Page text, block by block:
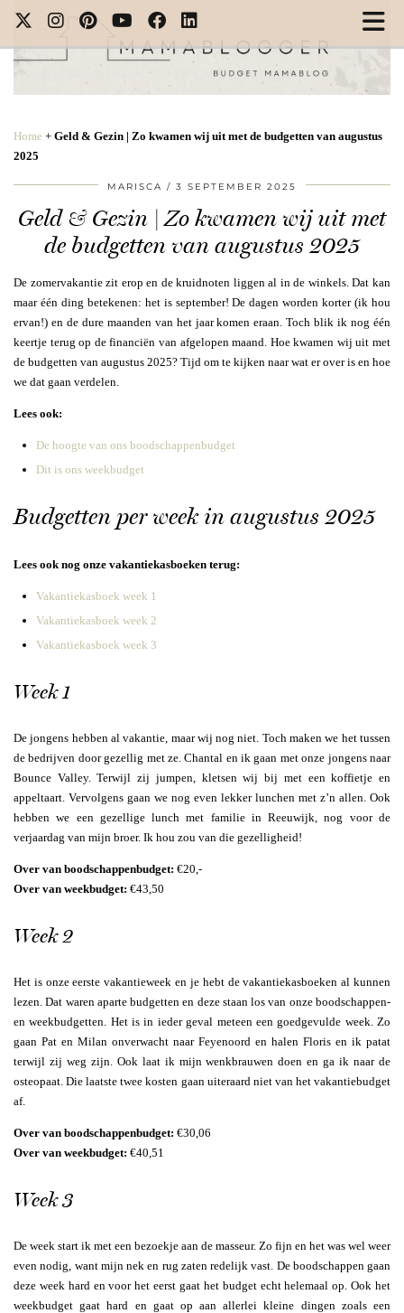
Home + Geld & Gezin | Zo kwamen wij uit met de budgetten van augustus
2025
MARISCA 3 SEPTEMBER 2025
Geld & Gezin | Zo kwamen wij uit met
de budgetten van augustus 2025
De zomervakantie zit erop en de kruidnoten liggen al in de winkels. Dat kan
maar één ding betekenen: het is september! De dagen worden korter (ik hou
ervan!) en de dure maanden van het jaar komen eraan. Toch blik ik nog één
keertje terug op de financiën van afgelopen maand. Hoe kwamen wij uit met
de budgetten van augustus 2025? Tijd om te kijken naar wat er over is en hoe
we dat gaan verdelen.
Lees ook:
De hoogte van ons boodschappenbudget
Dit is ons weekbudget
Budgetten per week in augustus 2025
Lees ook nog onze vakantiekasboeken terug:
Vakantiekasboek week 1
Vakantiekasboek week 2
Vakantiekasboek week 3
Week 1
De jongens hebben al vakantie, maar wij nog niet. Toch maken we het tussen
de bedrijven door gezellig met ze. Chantal en ik gaan met onze jongens naar
Bounce Valley. Terwijl zij jumpen, kletsen wij bij met een koffietje en
appeltaart. Vervolgens gaan we nog even lekker lunchen met z’n allen. Ook
hebben we een gezellige lunch met familie in Reeuwijk, nog voor de
verjaardag van mijn broer. Ik hou zou van die gezelligheid!
Over van boodschappenbudget: €20,-
Over van weekbudget: €43,50
Week 2
Het is onze eerste vakantieweek en je hebt de vakantiekasboeken al kunnen
lezen. Dat waren aparte budgetten en deze staan los van onze boodschappen-
en weekbudgetten. Het is in ieder geval meteen een goedgevulde week. Zo
gaan Pat en Milan onverwacht naar Feyenoord en halen Floris en ik patat
terwijl zij weg zijn. Ook laat ik mijn wenkbrauwen doen en ga ik naar de
osteopaat. Die laatste twee kosten gaan uiteraard niet van het vakantiebudget
af.
Over van boodschappenbudget: €30,06
Over van weekbudget: €40,51
Week 3
De week start ik met een bezoekje aan de masseur. Zo fijn en het was wel weer
even nodig, want mijn nek en rug zaten redelijk vast. De boodschappen gaan
deze week hard en voor het eerst gaat het budget echt helemaal op. Ook het
weekbudget gaat hard en gaat op aan allerlei kleine dingen zoals een